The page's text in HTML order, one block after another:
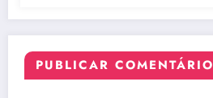
PUBLICAR COMENTÁRIO